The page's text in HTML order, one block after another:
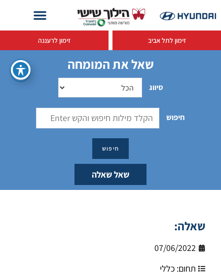
זימון לתל אביב זימון לרעננה
שאל את המומחה
סיווג
חיפוש
שאל שאלה
שאלה:
07/06/2022
תחום: כללי